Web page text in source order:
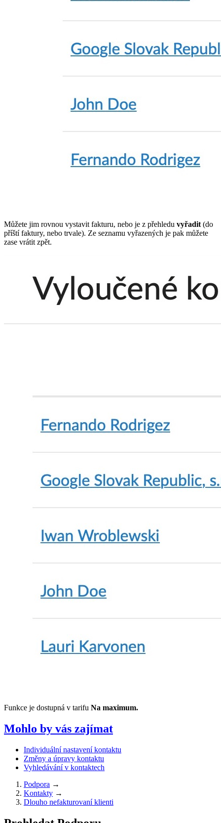
Můžete jim rovnou vystavit fakturu, nebo je z přehledu vyřadit(do
příští faktury, nebo trvale). Ze seznamu vyřazených je pak můžete
zase vrátit zpět.
Funkce je dostupná v tarifu Na maximum.
Mohlo by vás zajímat
Individuální nastavení kontaktu
Změny a úpravy kontaktu
Vyhledávání v kontaktech
Podpora →
Kontakty →
Dlouho nefakturovaní klienti